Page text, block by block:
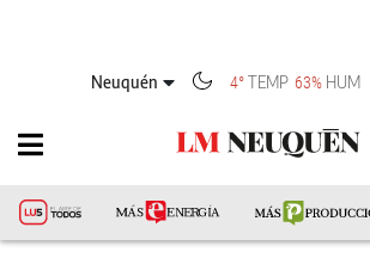
Neuquén 4° TEMP 63% HUM